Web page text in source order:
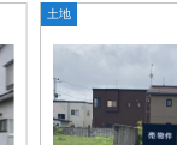
土地